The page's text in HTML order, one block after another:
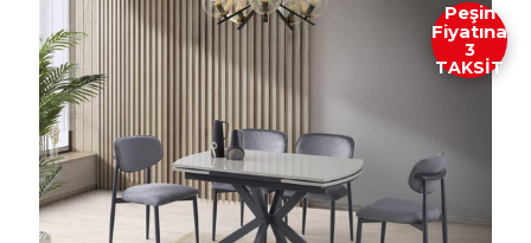
Peşin
Fiyatına
3
TAKSİT